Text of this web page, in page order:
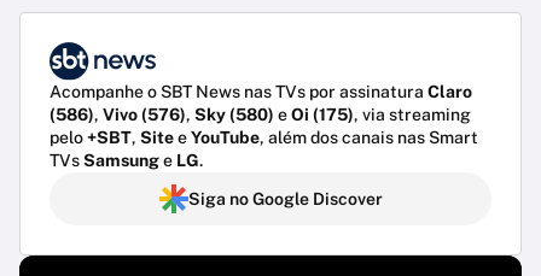
Acompanhe o SBT News nas TVs por assinatura Claro
(586), Vivo (576), Sky (580) eOi (175), via streaming
pelo+SBT, SiteeYouTube, além dos canais nas Smart
TVsSamsunge LG.
Siga no Google Discover